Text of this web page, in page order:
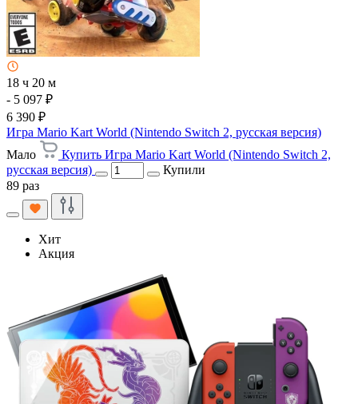
18 ч 20 м
- 5 097 ₽
6 390 ₽
Игра Mario Kart World (Nintendo Switch 2, русская версия)
Мало
Купить Игра Mario Kart World (Nintendo Switch 2,
русская версия)
Купили
89 раз
Хит
Акция